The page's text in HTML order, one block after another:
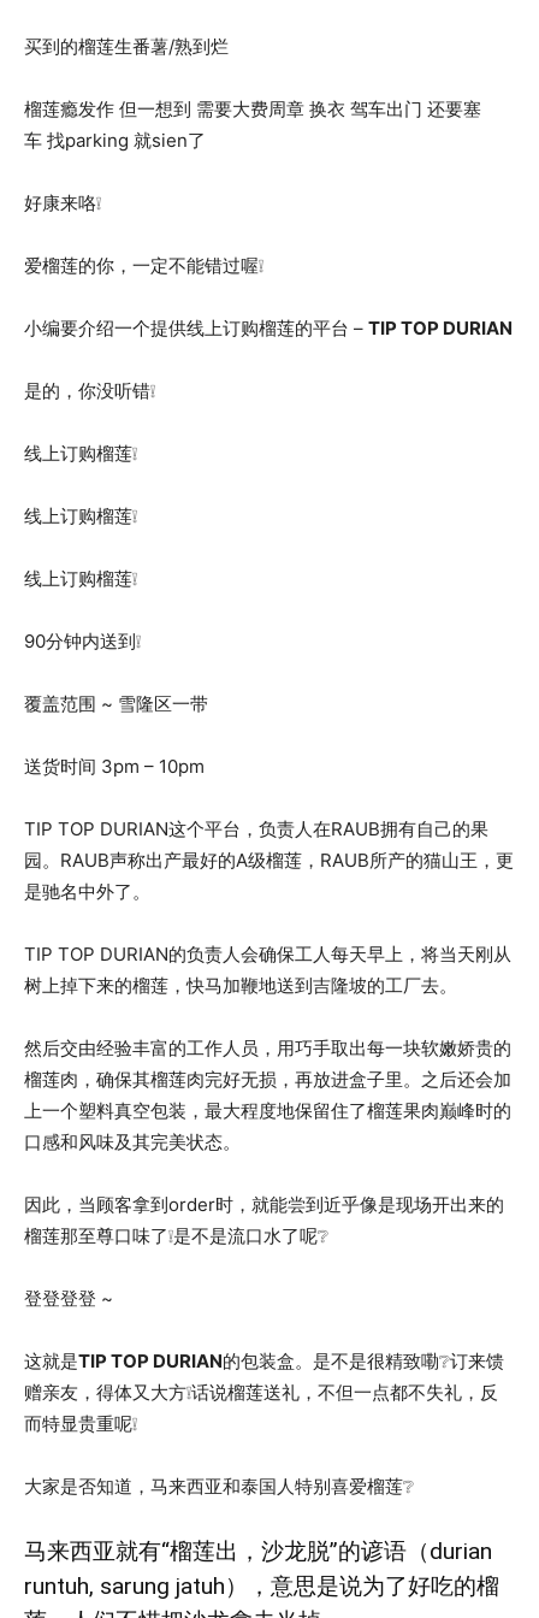
买到的榴莲生番薯/熟到烂
榴莲瘾发作 但一想到 需要大费周章 换衣 驾车出门 还要塞
车 找parking 就sien了
好康来咯❕
爱榴莲的你，一定不能错过喔❕
小编要介绍一个提供线上订购榴莲的平台 – TIP TOP DURIAN
是的，你没听错❕
线上订购榴莲❕
线上订购榴莲❕
线上订购榴莲❕
90分钟内送到❕
覆盖范围 ~ 雪隆区一带
送货时间 3pm – 10pm
TIP TOP DURIAN这个平台，负责人在RAUB拥有自己的果
园。RAUB声称出产最好的A级榴莲，RAUB所产的猫山王，更
是驰名中外了。
TIP TOP DURIAN的负责人会确保工人每天早上，将当天刚从
树上掉下来的榴莲，快马加鞭地送到吉隆坡的工厂去。
然后交由经验丰富的工作人员，用巧手取出每一块软嫩娇贵的
榴莲肉，确保其榴莲肉完好无损，再放进盒子里。之后还会加
上一个塑料真空包装，最大程度地保留住了榴莲果肉巅峰时的
口感和风味及其完美状态。
因此，当顾客拿到order时，就能尝到近乎像是现场开出来的
榴莲那至尊口味了❕是不是流口水了呢❔
登登登登 ~
这就是TIP TOP DURIAN的包装盒。是不是很精致嘞❔订来馈
赠亲友，得体又大方❕话说榴莲送礼，不但一点都不失礼，反
而特显贵重呢❕
大家是否知道，马来西亚和泰国人特别喜爱榴莲❔
马来西亚就有“榴莲出，沙龙脱”的谚语（durian
runtuh, sarung jatuh），意思是说为了好吃的榴